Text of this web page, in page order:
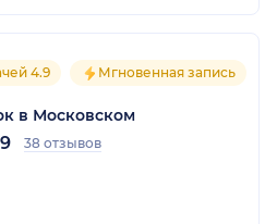
4.9 Мгновенная запись
в Московском
38 отзывов